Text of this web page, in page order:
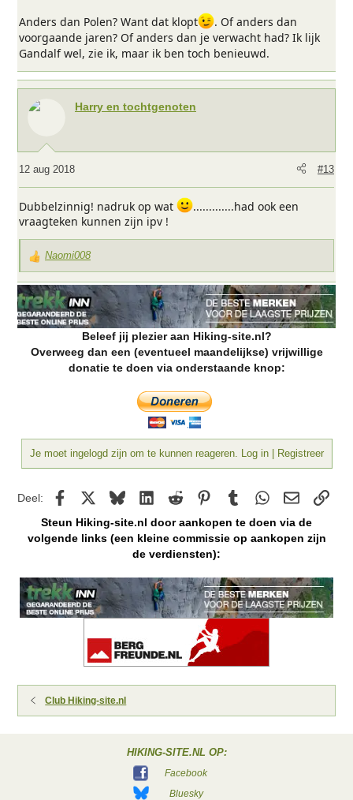
Anders dan Polen? Want dat klopt
. Of anders dan
voorgaande jaren? Of anders dan je verwacht had? Ik lijk
Gandalf wel, zie ik, maar ik ben toch benieuwd.
Harry en tochtgenoten
12 aug 2018 #13
Dubbelzinnig! nadruk op wat
.............had ook een
vraagteken kunnen zijn ipv !
W
a
r
d
Naomi008
Beleef jij plezier aan Hiking-site.nl?
Overweeg dan een (eventueel maandelijkse) vrijwillige
donatie te doen via onderstaande knop:
Je moet ingelogd zijn om te kunnen reageren. Log in | Registreer
Deel: Facebook BlueskyLinkedInReddit PinterestTumblr WhatsApp
E-mail
Steun Hiking-site.nl door aankopen te doen via de
volgende links (een kleine commissie op aankopen zijn
de verdiensten):
Club Hiking-site.nl
HIKING-SITE.NL OP:
Facebook
Bluesky